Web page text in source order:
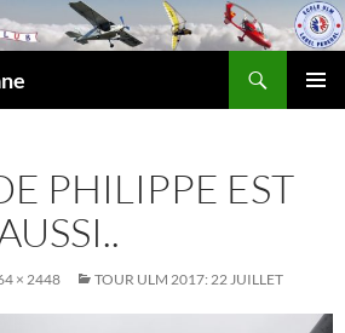
PHILIPPE EST
× 2448 TOUR ULM 2017: 22 JUILLET